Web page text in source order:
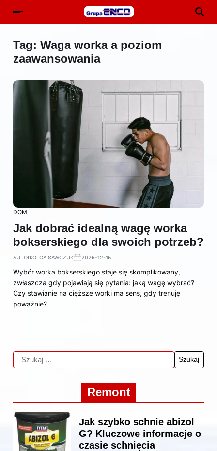
Tag: Waga worka a poziom
zaawansowania
DOM
Jak dobrać idealną wagę worka
bokserskiego dla swoich potrzeb?
AUTOR:OLGA SAWCZUK 2025-12-15
Wybór worka bokserskiego staje się skomplikowany,
zwłaszcza gdy pojawiają się pytania: jaką wagę wybrać?
Czy stawianie na cięższe worki ma sens, gdy trenuję
poważnie?…
Remont
Jak szybko schnie abizol
G? Kluczowe informacje o
czasie schnięcia